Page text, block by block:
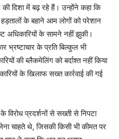
दिशा में बढ़ रहे हैं। उन्होंने कहा कि
के बहाने आम लोगों को परेशान
के सामने नहीं झुकी।
भ्रष्टाचार के प्रति बिल्कुल भी
की ब्लैकमेलिंग को बर्दाश्त नहीं किया
के खिलाफ सख्त कार्रवाई की गई
विरोध प्रदर्शनों से सख्ती से निपटा
चाहते थे, जिसकी किसी भी कीमत पर